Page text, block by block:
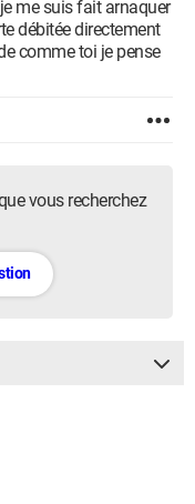
me suis fait arnaquer
débitée directement
comme toi je pense
vous recherchez